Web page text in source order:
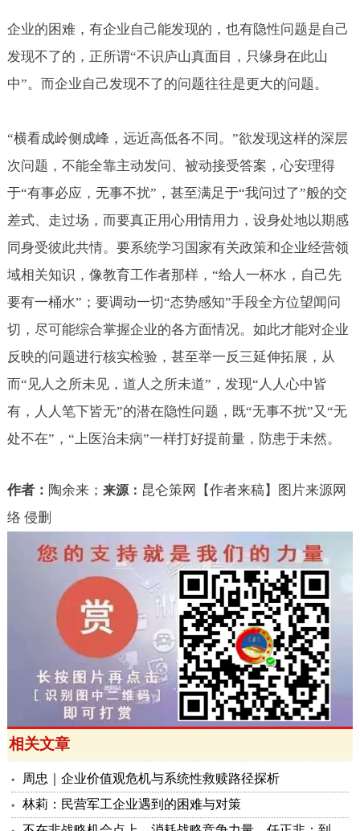
企业的困难，有企业自己能发现的，也有隐性问题是自己
发现不了的，正所谓“不识庐山真面目，只缘身在此山
中”。而企业自己发现不了的问题往往是更大的问题。
“横看成岭侧成峰，远近高低各不同。”欲发现这样的深层
次问题，不能全靠主动发问、被动接受答案，心安理得
于“有事必应，无事不扰”，甚至满足于“我问过了”般的交
差式、走过场，而要真正用心用情用力，设身处地以期感
同身受彼此共情。要系统学习国家有关政策和企业经营领
域相关知识，像教育工作者那样，“给人一杯水，自己先
要有一桶水”；要调动一切“态势感知”手段全方位望闻问
切，尽可能综合掌握企业的各方面情况。如此才能对企业
反映的问题进行核实检验，甚至举一反三延伸拓展，从
而“见人之所未见，道人之所未道”，发现“人人心中皆
有，人人笔下皆无”的潜在隐性问题，既“无事不扰”又“无
处不在”，“上医治未病”一样打好提前量，防患于未然。
作者： 陶余来； 来源： 昆仑策网【作者来稿】图片来源网
络 侵删
相关文章
周忠｜企业价值观危机与系统性救赎路径探析
林莉：民营军工企业遇到的困难与对策